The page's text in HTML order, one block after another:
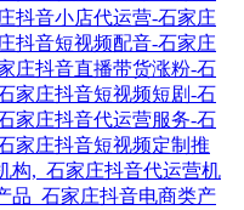
抖音小店代运营-石家庄
抖音短视频配音-石家庄
庄抖音直播带货涨粉-石
家庄抖音短视频短剧-石
家庄抖音代运营服务-石
家庄抖音短视频定制推
构,_石家庄抖音代运营机
品_石家庄抖音电商类产